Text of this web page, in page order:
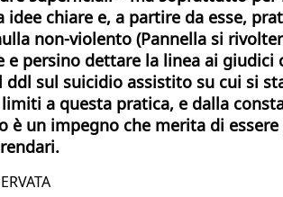
idee chiare e, a partire da esse,
non-violento (Pannella si
e persino dettare la linea ai
sul suicidio assistito su cui si
a questa pratica, e dalla
è un impegno che merita di